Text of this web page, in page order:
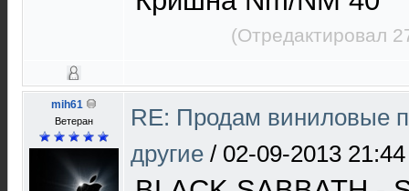
(Отредактировал
mih61
Ветеран
RE: Продам виниловые
другие / 02-09-2013 21:44